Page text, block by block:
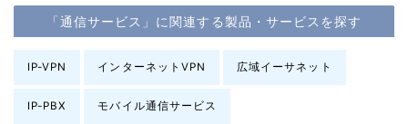
「通信サービス」に関連する製品・サービスを探す
IP-VPN インターネットVPN 広域イーサネット
IP-PBX モバイル通信サービス